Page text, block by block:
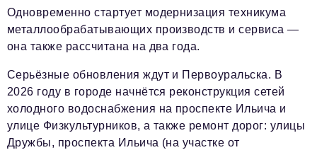
Одновременно стартует модернизация техникума
металлообрабатывающих производств и сервиса —
она также рассчитана на два года.
Серьёзные обновления ждут и Первоуральска. В
2026 году в городе начнётся реконструкция сетей
холодного водоснабжения на проспекте Ильича и
улице Физкультурников, а также ремонт дорог: улицы
Дружбы, проспекта Ильича (на участке от